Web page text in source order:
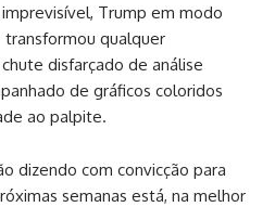
Trump em modo
qualquer
disfarçado de análise
de gráficos coloridos
ao palpite.
dizendo com convicção para
semanas está, na melhor